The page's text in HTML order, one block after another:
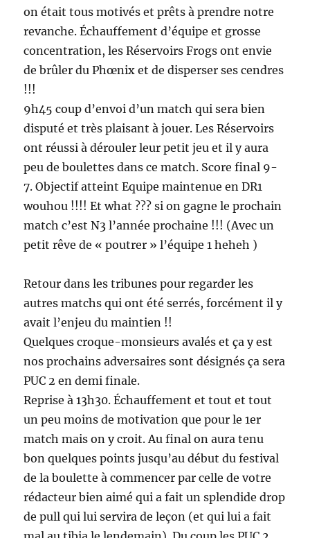
on était tous motivés et prêts à prendre notre
revanche. Échauffement d’équipe et grosse
concentration, les Réservoirs Frogs ont envie
de brûler du Phœnix et de disperser ses cendres
!!!
9h45 coup d’envoi d’un match qui sera bien
disputé et très plaisant à jouer. Les Réservoirs
ont réussi à dérouler leur petit jeu et il y aura
peu de boulettes dans ce match. Score final 9-
7. Objectif atteint Equipe maintenue en DR1
wouhou !!!! Et what ??? si on gagne le prochain
match c’est N3 l’année prochaine !!! (Avec un
petit rêve de « poutrer » l’équipe 1 heheh )
Retour dans les tribunes pour regarder les
autres matchs qui ont été serrés, forcément il y
avait l’enjeu du maintien !!
Quelques croque-monsieurs avalés et ça y est
nos prochains adversaires sont désignés ça sera
PUC 2 en demi finale.
Reprise à 13h30. Échauffement et tout et tout
un peu moins de motivation que pour le 1er
match mais on y croit. Au final on aura tenu
bon quelques points jusqu’au début du festival
de la boulette à commencer par celle de votre
rédacteur bien aimé qui a fait un splendide drop
de pull qui lui servira de leçon (et qui lui a fait